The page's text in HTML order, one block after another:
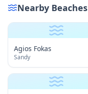
Nearby Beaches
Agios Fokas
Sandy